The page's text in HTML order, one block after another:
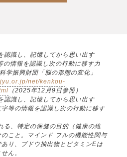
認識し、記憶してから思い出す
の情報を認識し次の行動に移す力
学振興財団「脳の形態の変化」
net/kenkou-
（2025年12月9日参照）
認識し、記憶してから思い出す
等の情報を認識し次の行動に移す
る、特定の保健の目的（健康の維
こと。マインド フルの機能性関与
り、ブドウ抽出物とビタミンEは
ん。